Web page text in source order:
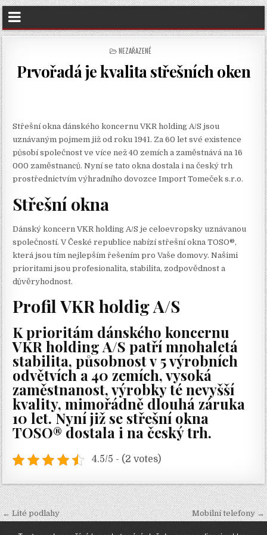
POSTED
NEZAŘAZENÉ
Prvořadá je kvalita střešních oken
Střešní okna dánského koncernu VKR holding A/S jsou
uznávaným pojmem již od roku 1941. Za 60 let své existence
působí společnost ve více než 40 zemích a zaměstnává na 16
000 zaměstnanců. Nyní se tato okna dostala i na český trh
prostřednictvím výhradního dovozce Import Tomeček s.r.o.
Střešní okna
Dánský koncern VKR holding A/S je celoevropsky uznávanou
společností. V České republice nabízístřešní okna TOSO®,
která jsou tím nejlepším řešením pro Vaše domovy. Našimi
prioritami jsou profesionalita, stabilita, zodpovědnost a
důvěryhodnost.
Profil VKR holdig A/S
K prioritám dánského koncernu
VKR holding A/S patří mnohaletá
stabilita, působnost v 5 výrobních
odvětvích a 40 zemích, vysoká
zaměstnanost, výrobky té nevyšší
kvality, mimořádně dlouhá záruka
10 let. Nyní již se střešní okna
TOSO® dostala i na český trh.
4.5/5 - (2 votes)
Navigace
← Lité podlahy Mobilní telefony →